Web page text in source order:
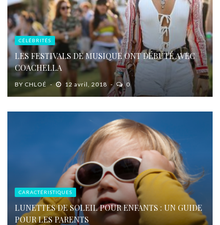
CÉLÉBRITÉS
LES FESTIVALS DE MUSIQUE ONT DÉBUTÉ AVEC
COACHELLA
BY CHLOÉ 12 avril, 2018 0
CARACTÉRISTIQUES
LUNETTES DE SOLEIL POUR ENFANTS : UN GUIDE
POUR LES PARENTS